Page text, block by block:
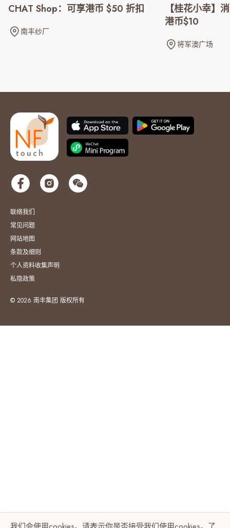
CHAT Shop：可享港币 $50 折扣
南丰纱厂
【桂花小幸】
港币$10
将军澳广场
联络我们
常见问题
网站地图
条款及细则
个人资料收集声明
私隐政策
© 2026 南丰集团 版权所有